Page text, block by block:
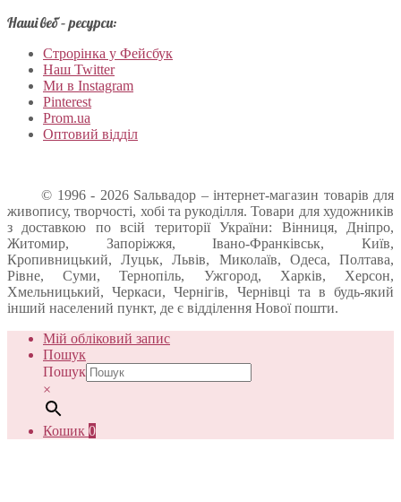
Наші веб – ресурси:
Строрінка у Фейсбук
Наш Twitter
Ми в Instagram
Pinterest
Prom.ua
Оптовий відділ
© 1996 - 2026 Sальвадор – інтернет-магазин товарів для
живопису, творчості, хобі та рукоділля. Товари для художників
з доставкою по всій території України: Вінниця, Дніпро,
Житомир, Запоріжжя, Івано-Франківськ, Київ,
Кропивницький, Луцьк, Львів, Миколаїв, Одеса, Полтава,
Рівне, Суми, Тернопіль, Ужгород, Харків, Херсон,
Хмельницький, Черкаси, Чернігів, Чернівці та в будь-який
інший населений пункт, де є відділення Нової пошти.
Мій обліковий запис
Пошук
Пошук
×
Кошик 0